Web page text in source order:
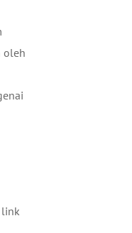
oleh
link